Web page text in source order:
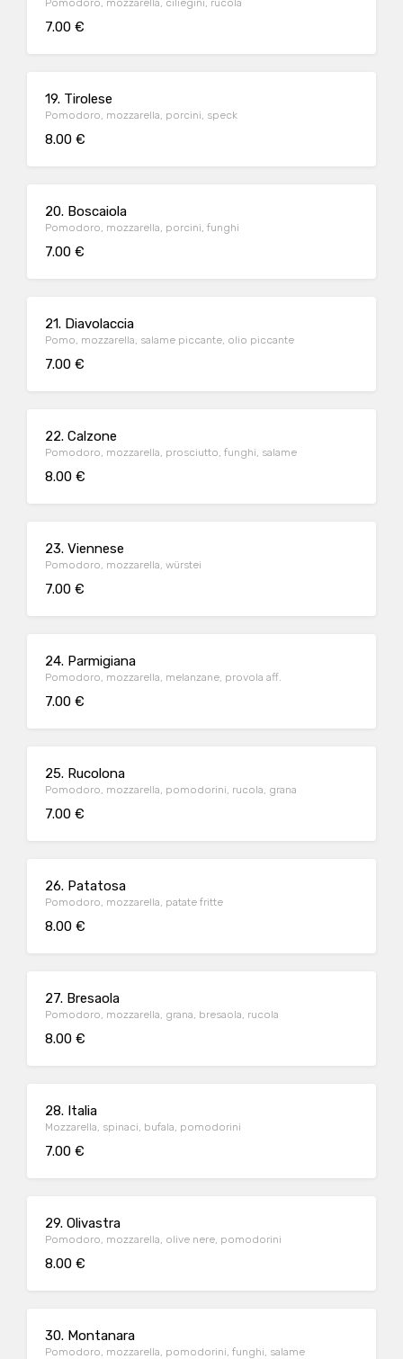
Pomodoro, mozzarella, ciliegini, rucola
7.00 €
19. Tirolese
Pomodoro, mozzarella, porcini, speck
8.00 €
20. Boscaiola
Pomodoro, mozzarella, porcini, funghi
7.00 €
21. Diavolaccia
Pomo, mozzarella, salame piccante, olio piccante
7.00 €
22. Calzone
Pomodoro, mozzarella, prosciutto, funghi, salame
8.00 €
23. Viennese
Pomodoro, mozzarella, würstei
7.00 €
24. Parmigiana
Pomodoro, mozzarella, melanzane, provola aff.
7.00 €
25. Rucolona
Pomodoro, mozzarella, pomodorini, rucola, grana
7.00 €
26. Patatosa
Pomodoro, mozzarella, patate fritte
8.00 €
27. Bresaola
Pomodoro, mozzarella, grana, bresaola, rucola
8.00 €
28. Italia
Mozzarella, spinaci, bufala, pomodorini
7.00 €
29. Olivastra
Pomodoro, mozzarella, olive nere, pomodorini
8.00 €
30. Montanara
Pomodoro, mozzarella, pomodorini, funghi, salame